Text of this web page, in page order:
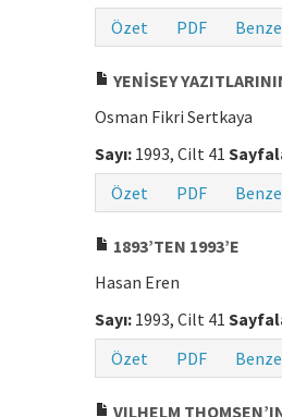
Özet
PDF
YENİSEY
Osman Fikri Sertkaya
Sayı: 1993, Cilt 41
Özet
PDF
1893’TEN 1993’E
Hasan Eren
Sayı: 1993, Cilt 41
Özet
PDF
VILHELM